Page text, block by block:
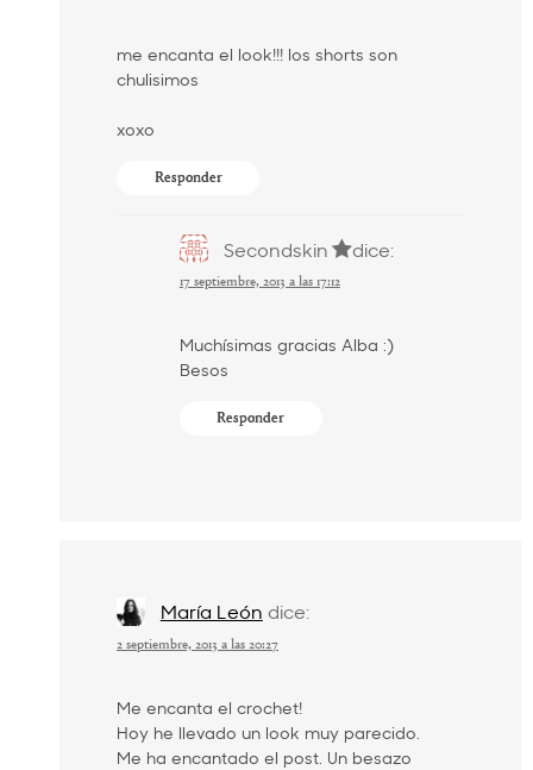
me encanta el look!!! los shorts son
chulisimos
xoxo
Responder
Secondskin dice:
17 septiembre, 2013 a las 17:12
Muchísimas gracias Alba :)
Besos
Responder
María León dice:
2 septiembre, 2013 a las 20:27
Me encanta el crochet!
Hoy he llevado un look muy parecido.
Me ha encantado el post. Un besazo